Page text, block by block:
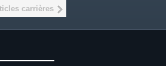
carrières